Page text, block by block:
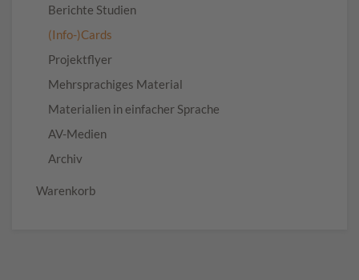
Berichte Studien
(Info-)Cards
Projektflyer
Mehrsprachiges Material
Materialien in einfacher Sprache
AV-Medien
Archiv
Warenkorb